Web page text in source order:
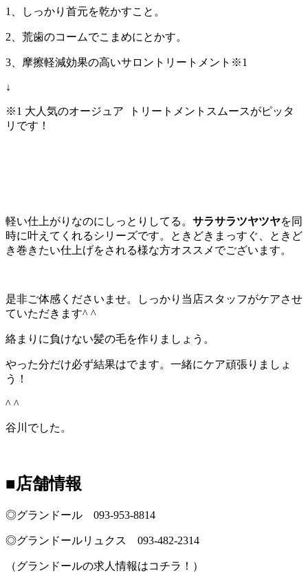
1、しっかり首元を乾かすこと。
2、荒歯のコームでこまめにとかす。
3、摩擦軽減効果の高いサロントリートメント※1
↓
※1 大人気のオージュア トリートメントスムースがピッタ
リです！
軽い仕上がりなのにしっとりしてる。 サラサラツヤツヤを同
時に叶えてくれるシリーズです。ときどきまっすぐ、ときど
き巻きたい仕上げをされる様な方オススメでございます。
是非ご体感くださいませ。しっかり当店スタッフがケアさせ
ていただきます^ ^
絡まりに負けない髪の毛を作りましょう。
やった分だけ必ず結果はでます。一緒にケア頑張りましょ
う！
^ ^
谷川でした。
■店舗情報
◎グランドール 093‐953‐8814
◎グランドールリュクス 093‐482‐2314
（グランドールの求人情報はコチラ！）